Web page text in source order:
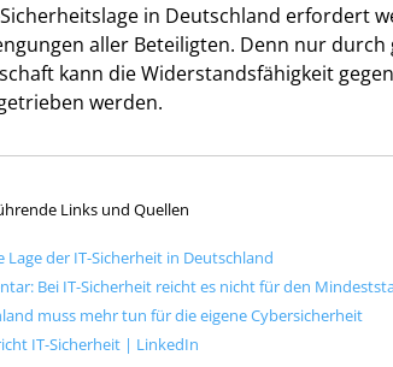
Sicherheitslage in Deutschland erfordert
aller Beteiligten. Denn nur
kann die Widerstandsfähigkeit
werden.
Links und Quellen
Lage der IT-Sicherheit in Deutschland
Bei IT-Sicherheit reicht es nicht für den
muss mehr tun für die eigene Cybersicherheit
IT-Sicherheit | LinkedIn